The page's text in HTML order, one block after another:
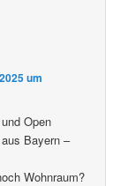
um
Open
Bayern –
Wohnraum?